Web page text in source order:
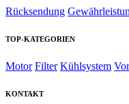
Rücksendung
TOP-KATEGORIEN
Motor Filter Kühlsystem
KONTAKT